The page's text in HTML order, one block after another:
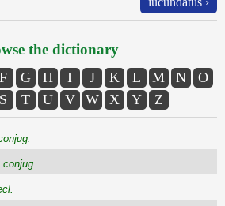
the dictionary
F G H I J K L M N
O
S T U V W X Y Z